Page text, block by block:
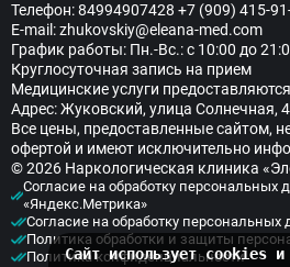
Сайт использует cookies и
Телефон:84994907428 +7 (909) 415-
E-mail:zhukovskiy@eleana-med.com
График работы: Пн.-Вс.: с 10:00 до
Круглосуточная запись на прием
Медицинские услуги
Адрес: Жуковский, улица Солнечная, 4
Все цены, предоставленные сайтом,
офертой и имеют исключительно
© 2026 Наркологическая клиника
Согласие на обработку
«Яндекс.Метрика»
Согласие на обработку персональных
Политика обработки и защиты
Политика конфиденциальности